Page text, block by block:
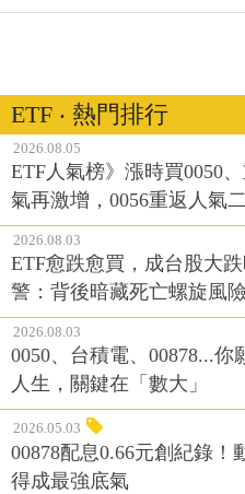
ETF ‧ 熱門排行
2026.08.05
ETF人氣榜》漲時買0050
氣再激增，0056重返人氣
2026.08.03
ETF愈跌愈買，成台股大
警：背後暗藏死亡螺旋風險
2026.08.03
0050、台積電、00878...
人生，關鍵在「數大」
2026.05.03
00878配息0.66元創紀錄！
得成最強底氣